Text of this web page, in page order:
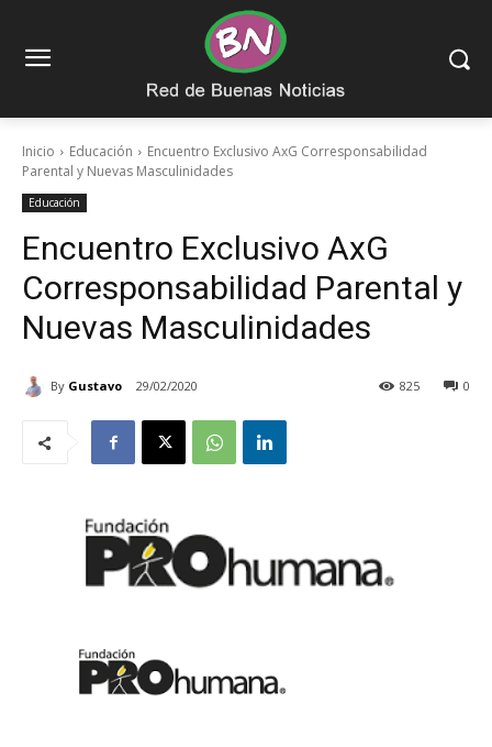
Inicio Educación
Encuentro Exclusivo AxG Corresponsabilidad
Parental y Nuevas Masculinidades
Educación
Encuentro Exclusivo AxG
Corresponsabilidad Parental y
Nuevas Masculinidades
By Gustavo 29/02/2020 0
825